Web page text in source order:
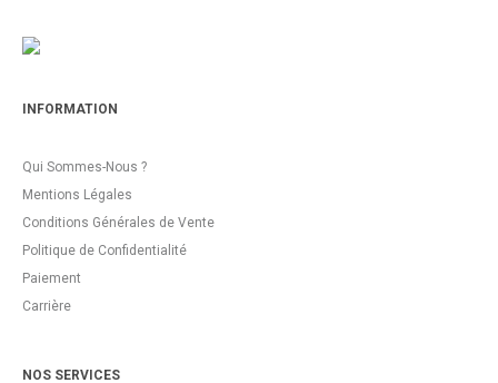
INFORMATION
Qui Sommes-Nous ?
Mentions Légales
Conditions Générales de Vente
Politique de Confidentialité
Paiement
Carrière
NOS SERVICES